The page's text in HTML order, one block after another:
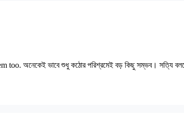
ভাবে শুধু কঠোর পরিশ্রমেই বড় কিছু সম্ভব। সত্যি বলতে,